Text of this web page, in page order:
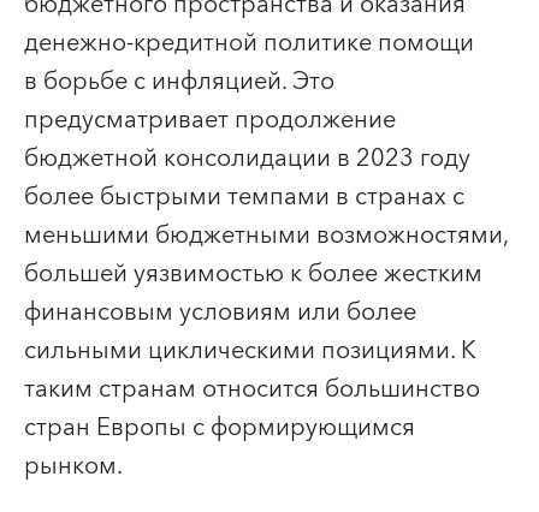
денежно-кредитной политике помощи
в борьбе с инфляцией. Это
предусматривает продолжение
бюджетной консолидации в 2023 году
более быстрыми темпами в странах с
меньшими бюджетными возможностями,
большей уязвимостью к более жестким
финансовым условиям или более
сильными циклическими позициями. К
таким странам относится большинство
стран Европы с формирующимся
рынком.